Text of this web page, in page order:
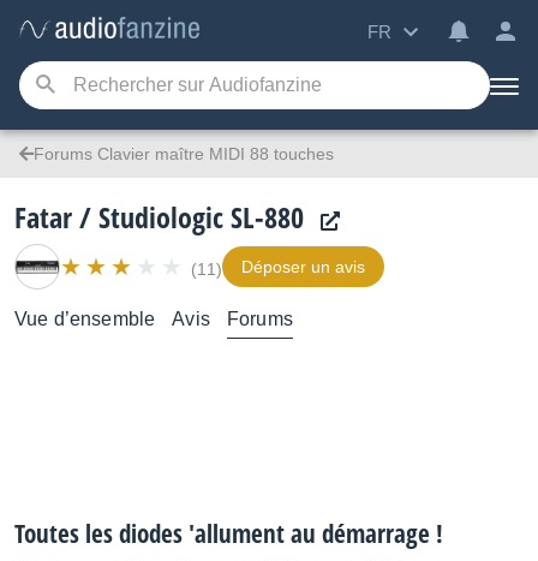
FR
Forums Clavier maître MIDI 88 touches
Fatar / Studiologic SL-880
(11) Déposer un avis
Vue d’ensemble Avis Forums
Toutes les diodes 'allument au démarrage !